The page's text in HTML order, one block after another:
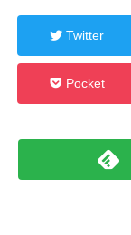
Twitter
Pocket